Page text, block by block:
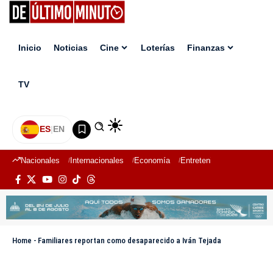
Inicio Noticias Cine Loterías Finanzas
TV
ES|EN
Nacionales Internacionales Economía Entretenimiento
Home - Familiares reportan como desaparecido a Iván Tejada